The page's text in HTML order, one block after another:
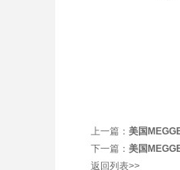
上一篇： 美国
下一篇： 美国
返回列表>>